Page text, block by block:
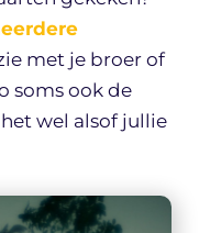
met je broer of
soms ook de
wel alsof jullie